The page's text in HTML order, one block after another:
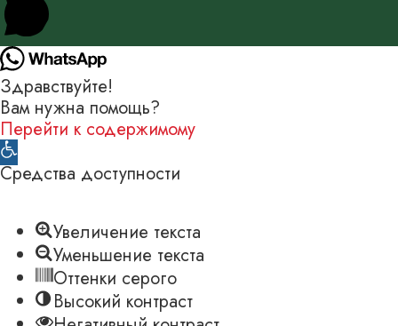
Здравствуйте!
Вам нужна помощь?
Перейти к содержимому
Открыть
панель
инструментов
Средства доступности
Увеличение текста
Уменьшение текста
Оттенки серого
Высокий контраст